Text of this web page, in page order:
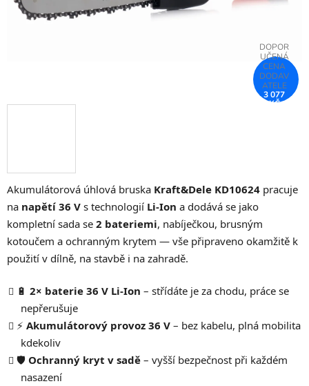
Akumulátorová úhlová bruska Kraft&Dele KD10624 pracuje
na napětí 36 V s technologií Li-Ion a dodává se jako
kompletní sada se 2 bateriemi, nabíječkou, brusným
kotoučem a ochranným krytem — vše připraveno okamžitě k
použití v dílně, na stavbě i na zahradě.
🔋 2× baterie 36 V Li-Ion – střídáte je za chodu, práce se
nepřerušuje
⚡ Akumulátorový provoz 36 V – bez kabelu, plná mobilita
kdekoliv
🛡️ Ochranný kryt v sadě – vyšší bezpečnost při každém
nasazení
3 077
KČ